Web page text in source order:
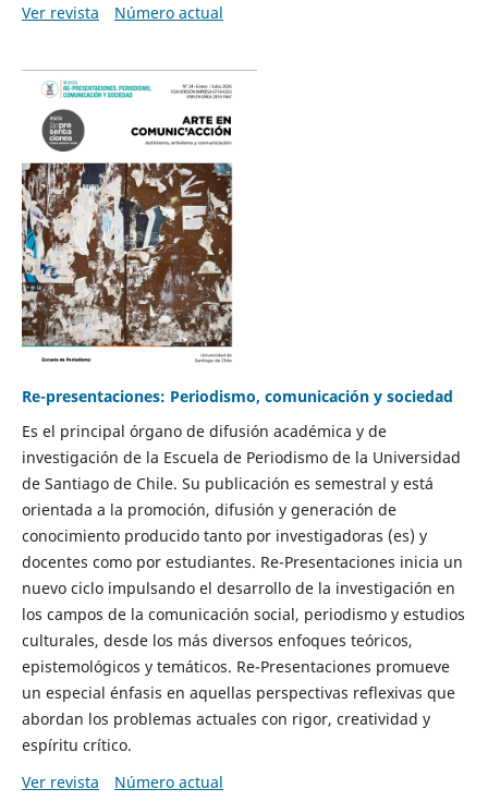
Ver revista
Número actual
Re-presentaciones: Periodismo, comunicación y sociedad
Es el principal órgano de difusión académica y de
investigación de la Escuela de Periodismo de la Universidad
de Santiago de Chile. Su publicación es semestral y está
orientada a la promoción, difusión y generación de
conocimiento producido tanto por investigadoras (es) y
docentes como por estudiantes. Re-Presentaciones inicia un
nuevo ciclo impulsando el desarrollo de la investigación en
los campos de la comunicación social, periodismo y estudios
culturales, desde los más diversos enfoques teóricos,
epistemológicos y temáticos. Re-Presentaciones promueve
un especial énfasis en aquellas perspectivas reflexivas que
abordan los problemas actuales con rigor, creatividad y
espíritu crítico.
Ver revista
Número actual